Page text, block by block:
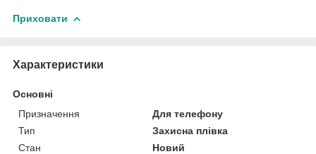
Приховати
Характеристики
Основні
Призначення
Для телефону
Тип
Захисна плівка
Стан
Новий